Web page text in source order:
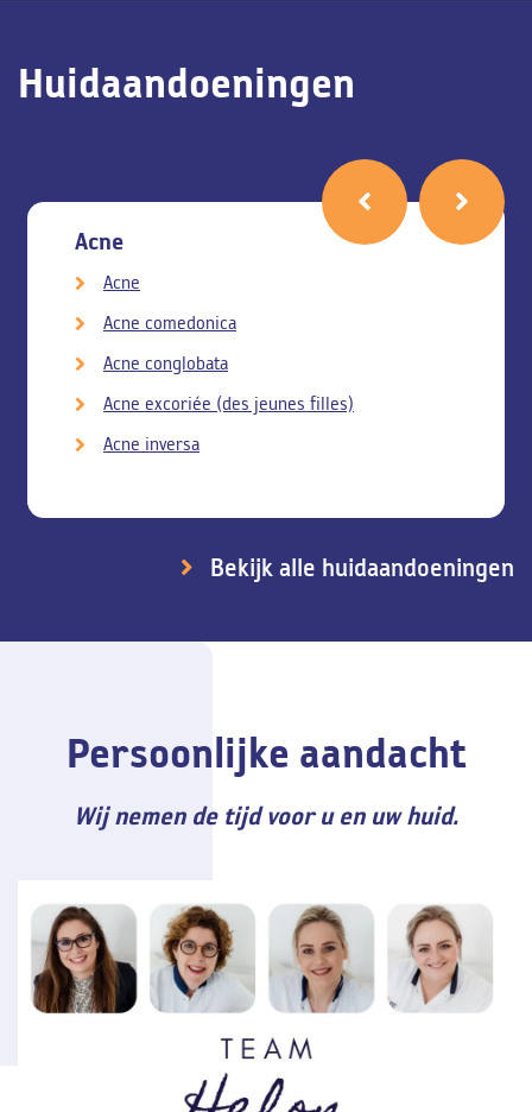
Huidaandoeningen
Acne
Acne
Acne comedonica
Acne conglobata
Acne excoriée (des jeunes filles)
Acne inversa
Bekijk alle huidaandoeningen
Persoonlijke aandacht
Wij nemen de tijd voor u en uw huid.